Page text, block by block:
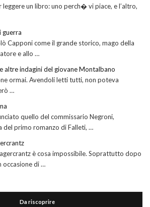
un libro: uno perch� vi piace, e l’altro,
guerra
Capponi come il grande storico, mago della
e allo …
altre indagini del giovane Montalbano
ormai. Avendoli letti tutti, non poteva
…
quello del commissario Negroni,
primo romanzo di Falleti, …
è cosa impossibile. Soprattutto dopo
occasione di …
Da riscoprire